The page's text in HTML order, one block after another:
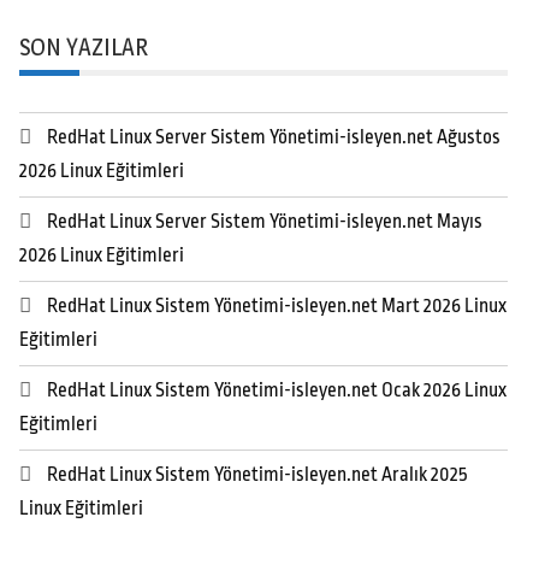
SON YAZILAR
RedHat Linux Server Sistem Yönetimi-isleyen.net Ağustos
2026 Linux Eğitimleri
RedHat Linux Server Sistem Yönetimi-isleyen.net Mayıs
2026 Linux Eğitimleri
RedHat Linux Sistem Yönetimi-isleyen.net Mart 2026 Linux
Eğitimleri
RedHat Linux Sistem Yönetimi-isleyen.net Ocak 2026 Linux
Eğitimleri
RedHat Linux Sistem Yönetimi-isleyen.net Aralık 2025
Linux Eğitimleri